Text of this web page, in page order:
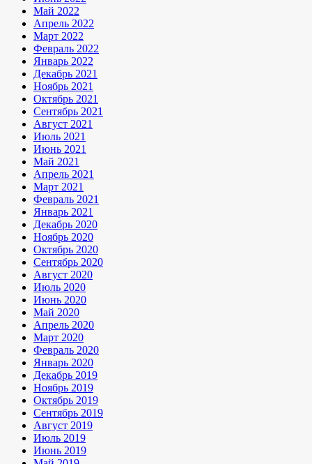
Май 2022
Апрель 2022
Март 2022
Февраль 2022
Январь 2022
Декабрь 2021
Ноябрь 2021
Октябрь 2021
Сентябрь 2021
Август 2021
Июль 2021
Июнь 2021
Май 2021
Апрель 2021
Март 2021
Февраль 2021
Январь 2021
Декабрь 2020
Ноябрь 2020
Октябрь 2020
Сентябрь 2020
Август 2020
Июль 2020
Июнь 2020
Май 2020
Апрель 2020
Март 2020
Февраль 2020
Январь 2020
Декабрь 2019
Ноябрь 2019
Октябрь 2019
Сентябрь 2019
Август 2019
Июль 2019
Июнь 2019